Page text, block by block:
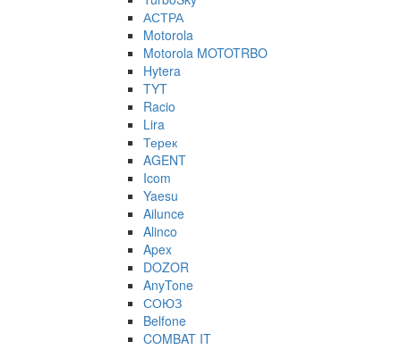
АСТРА
Motorola
Motorola MOTOTRBO
Hytera
TYT
Racio
Lira
Терек
AGENT
Icom
Yaesu
Ailunce
Alinco
Apex
DOZOR
AnyTone
СОЮЗ
Belfone
COMBAT IT